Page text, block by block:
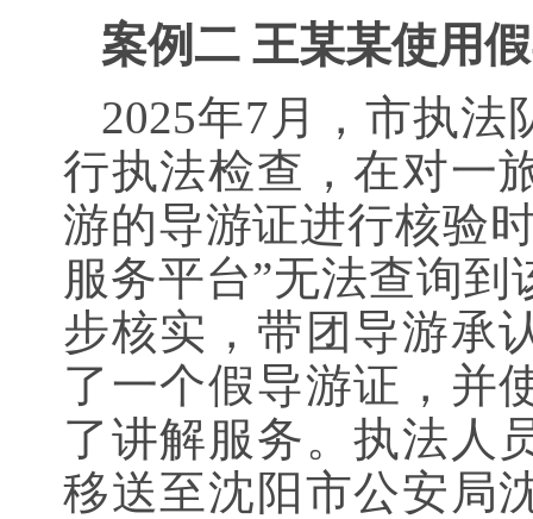
案例二 王某某使用
2025年7月，市执
行执法检查，在对一
游的导游证进行核验
服务平台”无法查询
步核实，带团导游承
了一个假导游证，并
了讲解服务。执法人
移送至沈阳市公安局